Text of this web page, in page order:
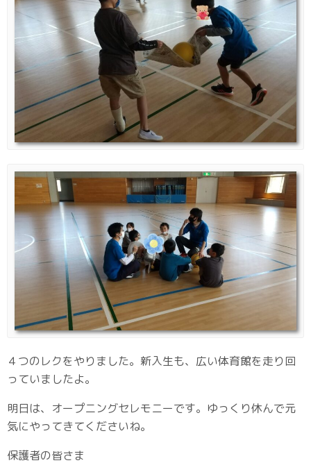
４つのレクをやりました。新入生も、広い体育館を走り回
っていましたよ。
明日は、オープニングセレモニーです。ゆっくり休んで元
気にやってきてくださいね。
保護者の皆さま